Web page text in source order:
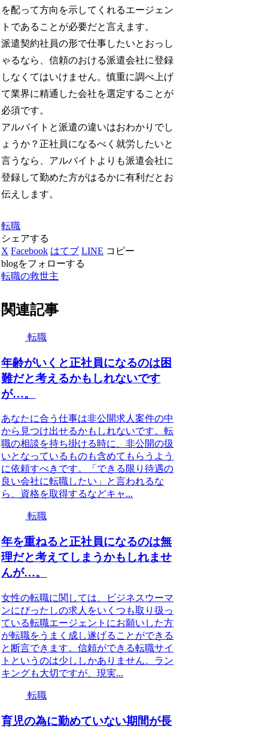
を配って方向を示してくれるエージェン
トであることが必要だと言えます。
派遣契約社員の形で仕事したいとおっし
ゃるなら、信頼のおける派遣会社に登録
しなくてはいけません。慎重に調べ上げ
て業界に精通した会社を選定することが
必須です。
アルバイトと派遣の違いはおわかりでし
ょうか？正社員になるべく就労したいと
言うなら、アルバイトよりも派遣会社に
登録して勤めた方がはるかに有利だとお
伝えします。
転職
シェアする
X Facebook はてブ LINE コピー
blogをフォローする
転職の救世主
関連記事
転職
年齢がいくと正社員になるのは困
難だと考えるかもしれないです
が…。
あなたに合う仕事は非公開求人案件の中
から見つけ出せるかもしれないです。転
職の相談を持ち掛ける時に、非公開の扱
いとなっているものも含めてもらうよう
に依頼すべきです。「できる限り待遇の
良い会社に転職したい」と言われるな
ら、資格を取得するなどキャ...
転職
年を重ねると正社員になるのは無
理だと考えてしまうかもしれませ
んが…。
女性の転職に関しては、ビジネスウーマ
ンにぴったしの求人をいくつも取り扱っ
ている転職エージェントにお願いした方
が転職をうまく成し遂げることができる
と断言できます。信頼ができる転職サイ
トというのは少ししかありません。ラン
キングも大切ですが、現実...
転職
育児の為に勤めていない期間が長